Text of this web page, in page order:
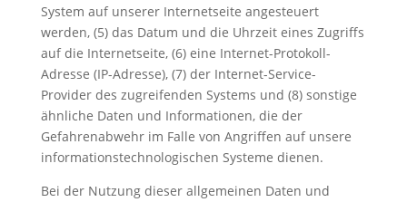
System auf unserer Internetseite angesteuert
werden, (5) das Datum und die Uhrzeit eines Zugriffs
auf die Internetseite, (6) eine Internet-Protokoll-
Adresse (IP-Adresse), (7) der Internet-Service-
Provider des zugreifenden Systems und (8) sonstige
ähnliche Daten und Informationen, die der
Gefahrenabwehr im Falle von Angriffen auf unsere
informationstechnologischen Systeme dienen.
Bei der Nutzung dieser allgemeinen Daten und